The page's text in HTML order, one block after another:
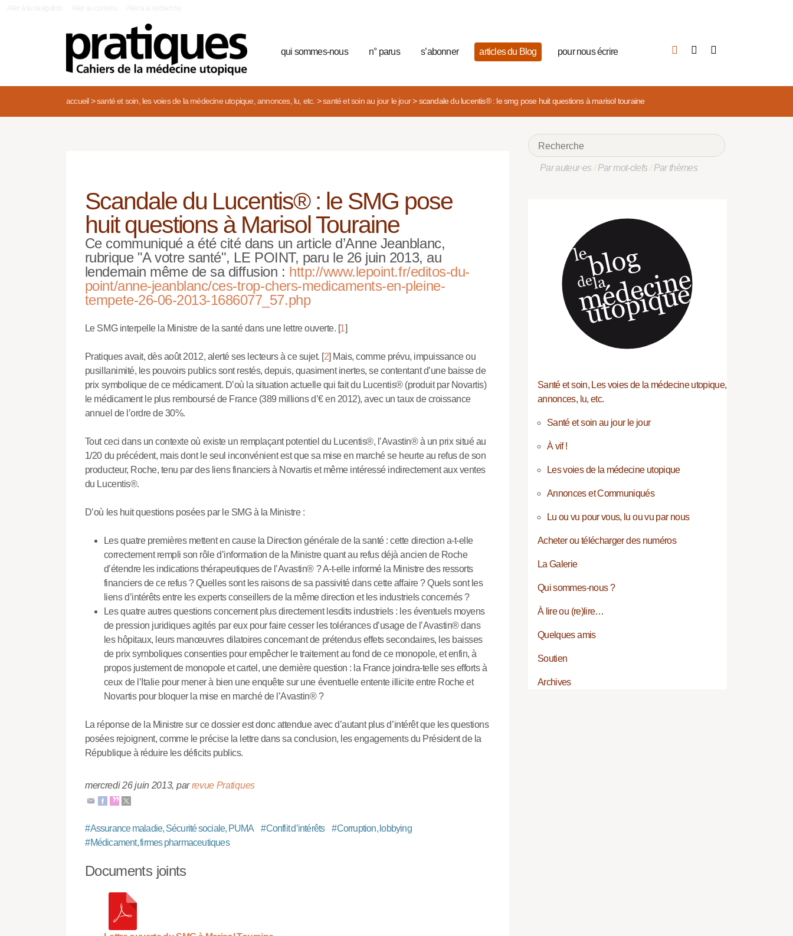
qui sommes-nous n° parus s’abonner articles du Blog pour nous écrire
accueil> santé et soin, les voies de la médecine utopique, annonces, lu, etc. > santé et soin au jour le jour> scandale du lucentis® : le smg pose huit questions à marisol touraine
Scandale du Lucentis® : le SMG pose
huit questions à Marisol Touraine
Ce communiqué a été cité dans un article d’Anne Jeanblanc,
rubrique "A votre santé", LE POINT, paru le 26 juin 2013, au
lendemain même de sa diffusion : http://www.lepoint.fr/editos-du-
point/anne-jeanblanc/ces-trop-chers-medicaments-en-pleine-
tempete-26-06-2013-1686077_57.php
Le SMG interpelle la Ministre de la santé dans une lettre ouverte. [1]
Pratiques avait, dès août 2012, alerté ses lecteurs à ce sujet. [2] Mais, comme prévu, impuissance ou
pusillanimité, les pouvoirs publics sont restés, depuis, quasiment inertes, se contentant d’une baisse de
prix symbolique de ce médicament. D’où la situation actuelle qui fait du Lucentis® (produit par Novartis)
le médicament le plus remboursé de France (389 millions d’€ en 2012), avec un taux de croissance
annuel de l’ordre de 30%.
Tout ceci dans un contexte où existe un remplaçant potentiel du Lucentis®, l’Avastin® à un prix situé au
1/20 du précédent, mais dont le seul inconvénient est que sa mise en marché se heurte au refus de son
producteur, Roche, tenu par des liens financiers à Novartis et même intéressé indirectement aux ventes
du Lucentis®.
D’où les huit questions posées par le SMG à la Ministre :
Les quatre premières mettent en cause la Direction générale de la santé : cette direction a-t-elle
correctement rempli son rôle d’information de la Ministre quant au refus déjà ancien de Roche
d’étendre les indications thérapeutiques de l’Avastin® ? A-t-elle informé la Ministre des ressorts
financiers de ce refus ? Quelles sont les raisons de sa passivité dans cette affaire ? Quels sont les
liens d’intérêts entre les experts conseillers de la même direction et les industriels concernés ?
Les quatre autres questions concernent plus directement lesdits industriels : les éventuels moyens
de pression juridiques agités par eux pour faire cesser les tolérances d’usage de l’Avastin® dans
les hôpitaux, leurs manœuvres dilatoires concernant de prétendus effets secondaires, les baisses
de prix symboliques consenties pour empêcher le traitement au fond de ce monopole, et enfin, à
propos justement de monopole et cartel, une dernière question : la France joindra-telle ses efforts à
ceux de l’Italie pour mener à bien une enquête sur une éventuelle entente illicite entre Roche et
Novartis pour bloquer la mise en marché de l’Avastin® ?
La réponse de la Ministre sur ce dossier est donc attendue avec d’autant plus d’intérêt que les questions
posées rejoignent, comme le précise la lettre dans sa conclusion, les engagements du Président de la
République à réduire les déficits publics.
mercredi 26 juin 2013, parrevue Pratiques
#Assurance maladie, Sécurité sociale, PUMA #Conflit d’intérêts #Corruption, lobbying
#Médicament, firmes pharmaceutiques
Documents joints
Par auteur·es/Par mot-clefs/Par thèmes
Santé et soin, Les voies de la médecine utopique,
annonces, lu, etc.
Santé et soin au jour le jour
À vif !
Les voies de la médecine utopique
Annonces et Communiqués
Lu ou vu pour vous, lu ou vu par nous
Acheter ou télécharger des numéros
La Galerie
Qui sommes-nous ?
À lire ou (re)lire…
Quelques amis
Soutien
Archives